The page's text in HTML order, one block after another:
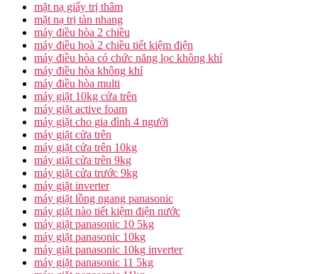
mặt nạ giấy trị thâm
mặt nạ trị tàn nhang
máy điều hòa 2 chiều
máy điều hoà 2 chiều tiết kiệm điện
máy điều hòa có chức năng lọc không khí
máy điều hòa không khí
máy điều hòa multi
máy giặt 10kg cửa trên
máy giặt active foam
máy giặt cho gia đình 4 người
máy giặt cửa trên
máy giặt cửa trên 10kg
máy giặt cửa trên 9kg
máy giặt cửa trước 9kg
máy giặt inverter
máy giặt lồng ngang panasonic
máy giặt nào tiết kiệm điện nước
máy giặt panasonic 10 5kg
máy giặt panasonic 10kg
máy giặt panasonic 10kg inverter
máy giặt panasonic 11 5kg